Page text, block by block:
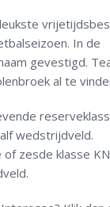
In de
gevestigd.
al te
wedstrijdveld.
zesde klasse